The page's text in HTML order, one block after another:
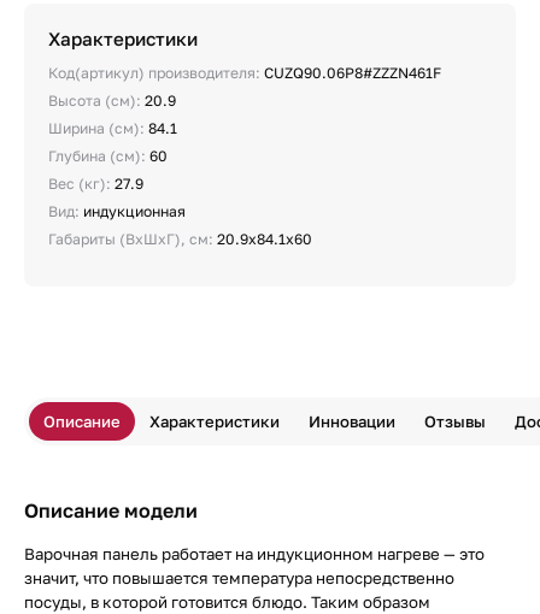
Характеристики
Код(артикул) производителя: CUZQ90.06P8#ZZZN461F
Высота (см): 20.9
Ширина (см): 84.1
Глубина (см): 60
Вес (кг): 27.9
Вид: индукционная
Габариты (ВхШхГ), см: 20.9х84.1х60
Описание Характеристики Инновации Отзывы
Описание модели
Варочная панель работает на индукционном нагреве — это
значит, что повышается температура непосредственно
посуды, в которой готовится блюдо. Таким образом